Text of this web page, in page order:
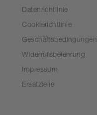
Datenrichtlinie
Cookierichtlinie
Geschäftsbedingungen
Widerrufsbelehrung
Impressum
Ersatzteile